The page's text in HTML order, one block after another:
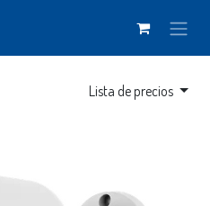
Lista de precios